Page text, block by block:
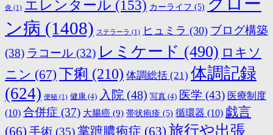
炎 (1) エレンタール (153) カーライフ (5)
ン病 (1408) ステラーラ (1) ヒュミラ (30) ブログ構築
(38) ラコール (32) レミケード (490) ロキソ
ニン (67) 下痢 (210) 体調総括 (21) 体調記録
(624) 便秘 (1) 健康 (4) 入院 (48) 写真 (4) 医学 (43) 医療制度
(10) 合併症 (37) 大腸癌 (9) 帯状疱疹 (5) 循環器 (10) 戯言
(66) 手術 (35)掌蹠膿疱症 (63) 旅行や出張